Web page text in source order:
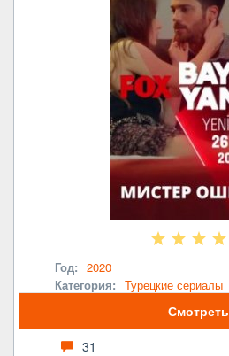
Год: 2020
Категория: Турецкие сериалы
Смотреть
31